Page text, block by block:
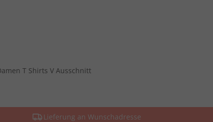
T Shirts V Ausschnitt
Lieferung an Wunschadresse